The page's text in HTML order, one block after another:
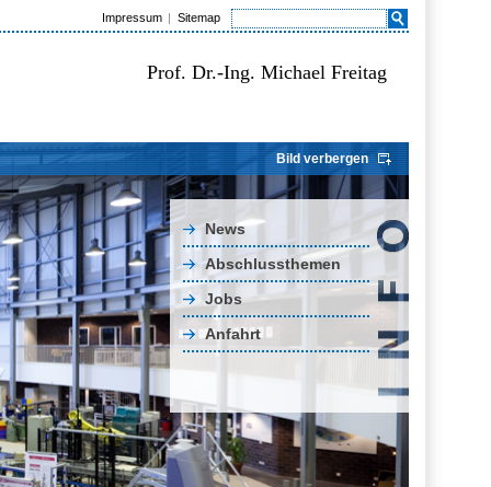
Impressum Sitemap
Prof. Dr.-Ing. Michael Freitag
Bild verbergen
News
Abschlussthemen
Jobs
Anfahrt